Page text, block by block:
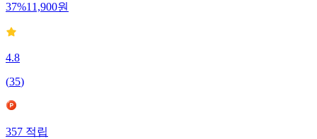
37%11,900원
4.8
(35)
357 적립